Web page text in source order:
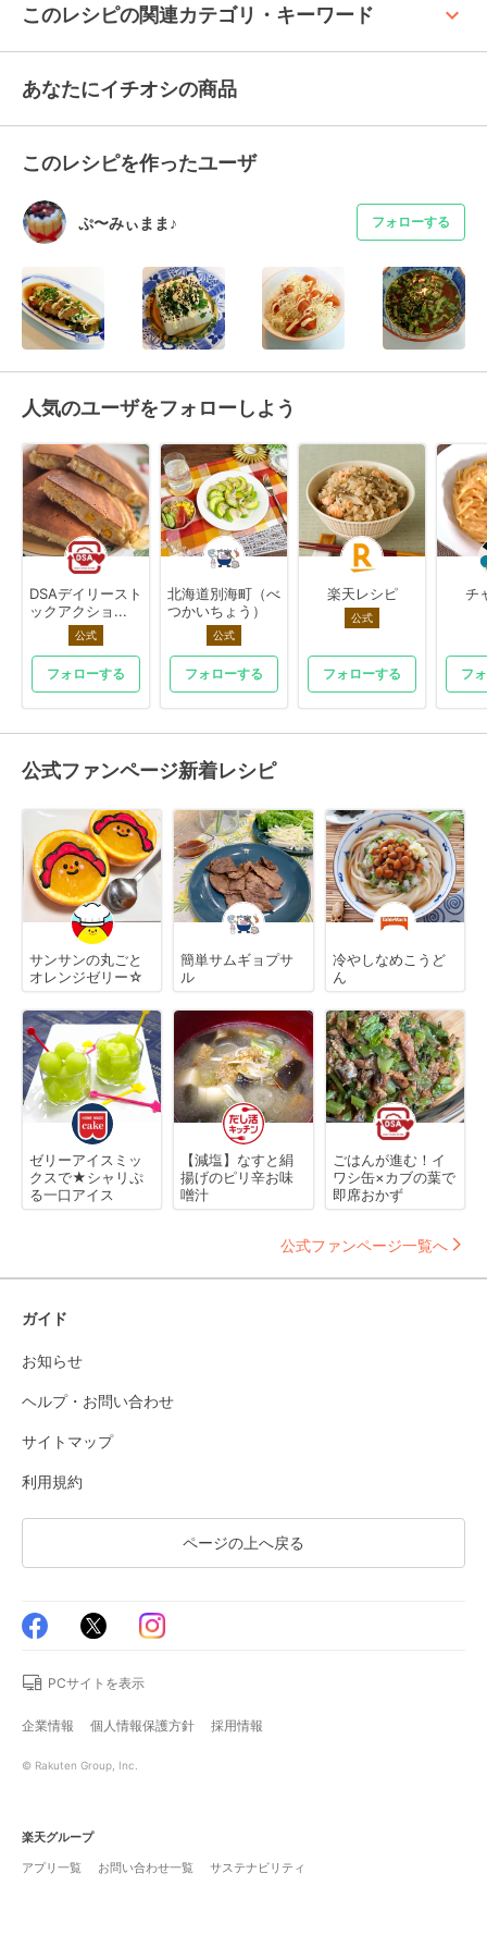
このレシピの関連カテゴリ・キーワード keyboard_arrow_up
あなたにイチオシの商品
このレシピを作ったユーザ
ぷ〜みぃまま♪ フォローする
人気のユーザをフォローしよう
DSAデイリースト
ックアクショ...
公式
フォローする
北海道別海町（べ
つかいちょう）
公式
フォローする
楽天レシピ
公式
フォローする
チ
フ
公式ファンページ新着レシピ
サンサンの丸ごと
オレンジゼリー☆
簡単サムギョプサ
ル
冷やしなめこうど
ん
ゼリーアイスミッ
クスで★シャリぷ
る一口アイス
【減塩】なすと絹
揚げのピリ辛お味
噌汁
ごはんが進む！イ
ワシ缶×カブの葉で
即席おかず
公式ファンページ一覧へ
ガイド
お知らせ
ヘルプ・お問い合わせ
サイトマップ
利用規約
ページの上へ戻る
PCサイトを表示
企業情報 個人情報保護方針 採用情報
© Rakuten Group, Inc.
楽天グループ
アプリ一覧
お問い合わせ一覧 サステナビリティ